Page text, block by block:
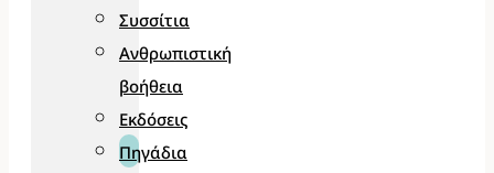
Συσσίτια
Ανθρωπιστική
βοήθεια
Εκδόσεις
Πηγάδια